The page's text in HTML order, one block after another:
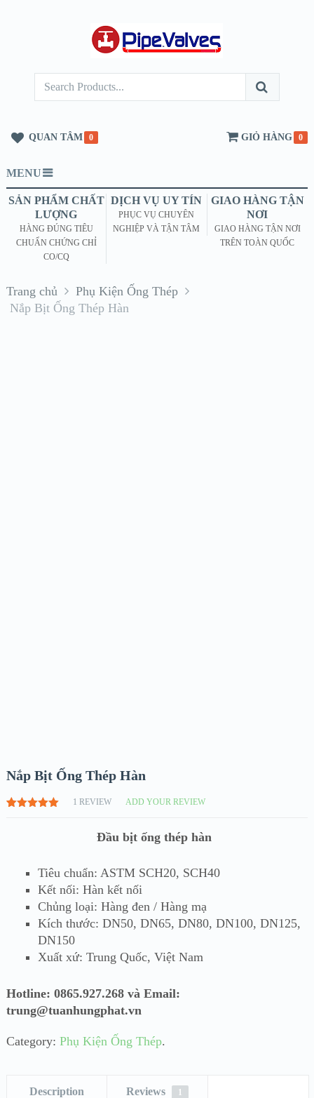
QUAN TÂM 0 GIỎ HÀNG 0
MENU
SẢN PHẨM CHẤT
LƯỢNG
HÀNG ĐÚNG TIÊU
CHUẨN CHỨNG CHỈ
CO/CQ
DỊCH VỤ UY TÍN
PHỤC VỤ CHUYÊN
NGHIỆP VÀ TẬN TÂM
GIAO HÀNG TẬN
NƠI
GIAO HÀNG TẬN NƠI
TRÊN TOÀN QUỐC
Trang chủ
Phụ Kiện Ống Thép
Nắp Bịt Ống Thép Hàn
Nắp Bịt Ống Thép Hàn
1 REVIEW ADD YOUR REVIEW
Đầu bịt ống thép hàn
Tiêu chuẩn: ASTM SCH20, SCH40
Kết nối: Hàn kết nối
Chủng loại: Hàng đen / Hàng mạ
Kích thước: DN50, DN65, DN80, DN100, DN125,
DN150
Xuất xứ: Trung Quốc, Việt Nam
Hotline: 0865.927.268 và Email:
trung@tuanhungphat.vn
Category: Phụ Kiện Ống Thép.
Description Reviews 1